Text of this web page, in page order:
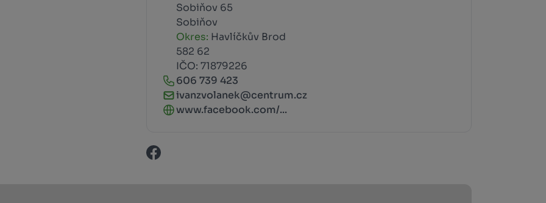
Sobiňov 65
Sobiňov
Okres: Havlíčkův Brod
582 62
IČO: 71879226
606 739 423
ivanzvolanek@centrum.cz
www.facebook.com/...